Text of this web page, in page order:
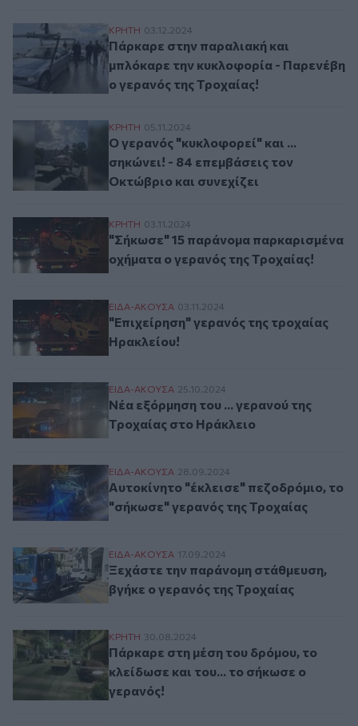
Πάρκαρε στην παραλιακή και μπλόκαρε
ΚΡΗΤΗ 03.12.2024
Πάρκαρε στην παραλιακή και
μπλόκαρε την κυκλοφορία - Παρενέβη
ο γερανός της Τροχαίας!
Ο γερανός "κυκλοφορεί" και ... σηκώνει! -
ΚΡΗΤΗ 05.11.2024
Ο γερανός "κυκλοφορεί" και ...
σηκώνει! - 84 επεμβάσεις τον
Οκτώβριο και συνεχίζει
"Σήκωσε" 15 παράνομα παρκαρισμένα
ΚΡΗΤΗ 03.11.2024
"Σήκωσε" 15 παράνομα παρκαρισμένα
οχήματα ο γερανός της Τροχαίας!
"Επιχείρηση" γερανός της τροχαίας
ΕΙΔΑ-ΑΚΟΥΣΑ 03.11.2024
"Επιχείρηση" γερανός της τροχαίας
Ηρακλείου!
Νέα εξόρμηση του ... γερανού της
ΕΙΔΑ-ΑΚΟΥΣΑ 25.10.2024
Νέα εξόρμηση του ... γερανού της
Τροχαίας στο Ηράκλειο
Αυτοκίνητο "έκλεισε" πεζοδρόμιο, το
ΕΙΔΑ-ΑΚΟΥΣΑ 28.09.2024
Αυτοκίνητο "έκλεισε" πεζοδρόμιο, το
"σήκωσε" γερανός της Τροχαίας
Ξεχάστε την παράνομη στάθμευση, βγήκε
ΕΙΔΑ-ΑΚΟΥΣΑ 17.09.2024
Ξεχάστε την παράνομη στάθμευση,
βγήκε ο γερανός της Τροχαίας
Πάρκαρε στη μέση του δρόμου, το
ΚΡΗΤΗ 30.08.2024
Πάρκαρε στη μέση του δρόμου, το
κλείδωσε και του... το σήκωσε ο
γερανός!